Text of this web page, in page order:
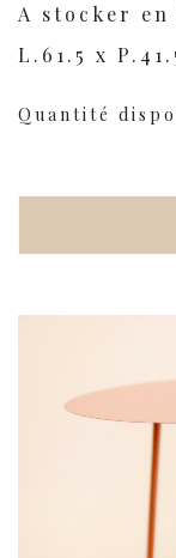
A stocker
L.61.5 x
Quantité